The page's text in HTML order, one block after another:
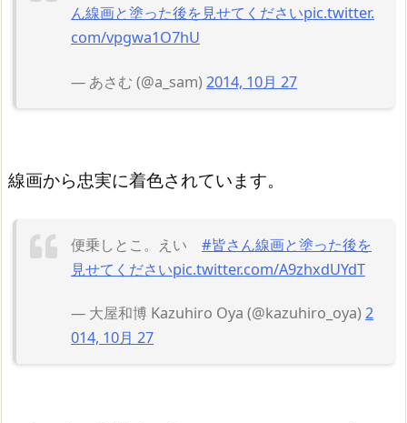
ん線画と塗った後を見せてくださいpic.twitter.
com/vpgwa1O7hU
— あさむ (@a_sam)2014, 10月 27
線画から忠実に着色されています。
便乗しとこ。えい #皆さん線画と塗った後を
見せてくださいpic.twitter.com/A9zhxdUYdT
— 大屋和博 Kazuhiro Oya (@kazuhiro_oya)2
014, 10月 27